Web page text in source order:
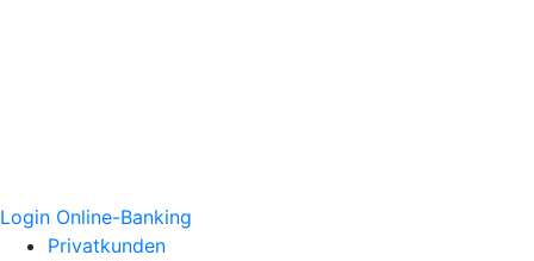
Login Online-Banking
Privatkunden